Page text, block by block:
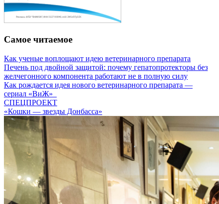
Самое читаемое
Как ученые воплощают идею ветеринарного препарата
Печень под двойной защитой: почему гепатопротекторы без
желчегонного компонента работают не в полную силу
Как рождается идея нового ветеринарного препарата —
сериал «ВиЖ»
СПЕЦПРОЕКТ
«Кошки — звезды Донбасса»